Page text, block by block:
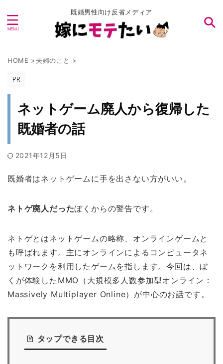
既婚男性向け反省メディア
HOME >夫婦のこと >
ネットゲーム廃人から復帰した
既婚者の話
2021年12月5日
既婚者はネットゲームに手を出さない方がいい。
ネトゲ廃人だったぼくからの警告です。
ネトゲとはネットゲームの略称、オンラインゲームと
も呼ばれます。主にオンラインによるコンピュータネ
ットワークを利用したゲームを指します。今回は、ぼ
くが体験したMMO（大規模多人数参加型オンライン：
Massively Multiplayer Online）が中心のお話です。
タップできる目次